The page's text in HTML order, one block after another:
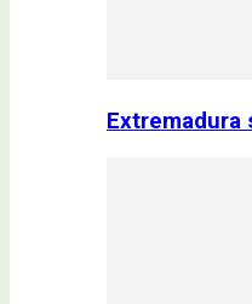
Extremadura